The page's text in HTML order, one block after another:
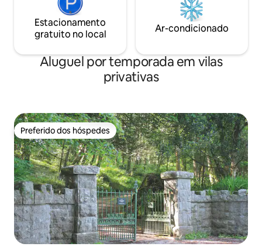
Estacionamento
gratuito no local
Ar-condicionado
Aluguel por temporada em vilas
privativas
Preferido dos hóspedes
Preferido dos hóspedes